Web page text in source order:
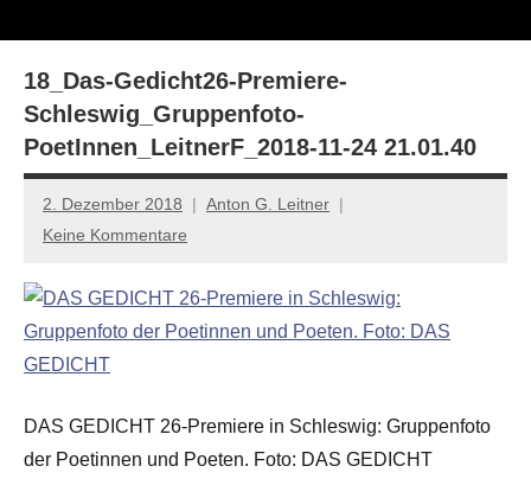
Lyrik,
Essay
18_Das-Gedicht26-Premiere-
Schleswig_Gruppenfoto-
PoetInnen_LeitnerF_2018-11-24 21.01.40
2. Dezember 2018
Anton G. Leitner
Keine Kommentare
DAS GEDICHT 26-Premiere in Schleswig: Gruppenfoto
der Poetinnen und Poeten. Foto: DAS GEDICHT